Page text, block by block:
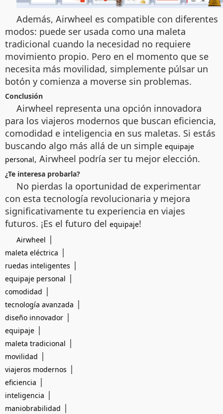
Además, Airwheel es compatible con diferentes
modos: puede ser usada como una maleta
tradicional cuando la necesidad no requiere
movimiento propio. Pero en el momento que se
necesita más movilidad, simplemente púlsar un
botón y comienza a moverse sin problemas.
Conclusión
Airwheel representa una opción innovadora
para los viajeros modernos que buscan eficiencia,
comodidad e inteligencia en sus maletas. Si estás
buscando algo más allá de un simple equipaje
personal, Airwheel podría ser tu mejor elección.
¿Te interesa probarla?
No pierdas la oportunidad de experimentar
con esta tecnología revolucionaria y mejora
significativamente tu experiencia en viajes
futuros. ¡Es el futuro del equipaje!
Airwheel |
maleta eléctrica |
ruedas inteligentes |
equipaje personal |
comodidad |
tecnología avanzada |
diseño innovador |
equipaje |
maleta tradicional |
movilidad |
viajeros modernos |
eficiencia |
inteligencia |
maniobrabilidad |